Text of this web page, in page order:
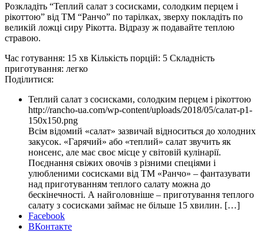
Розкладіть “Теплий салат з сосисками, солодким перцем і
рікоттою” від ТМ “Ранчо” по тарілках, зверху покладіть по
великій ложці сиру Рікотта. Відразу ж подавайте теплою
стравою.
Час готування: 15 хв Кількість порцій: 5 Складність
приготування: легко
Поділитися:
Теплий салат з сосисками, солодким перцем і рікоттою
http://rancho-ua.com/wp-content/uploads/2018/05/салат-р1-
150x150.png
Всім відомий «салат» зазвичай відноситься до холодних
закусок. «Гарячий» або «теплий» салат звучить як
нонсенс, але має своє місце у світовій кулінарії.
Поєднання свіжих овочів з різними спеціями і
улюбленими сосисками від ТМ «Ранчо» – фантазувати
над приготуванням теплого салату можна до
бескінечності. А найголовніше – приготування теплого
салату з сосисками займає не більше 15 хвилин. […]
Facebook
ВКонтакте